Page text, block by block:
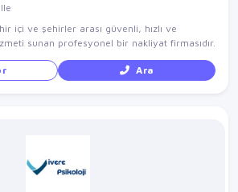
içi ve şehirler arası güvenli, hızlı ve
sunan profesyonel bir nakliyat firmasıdır.
Ara